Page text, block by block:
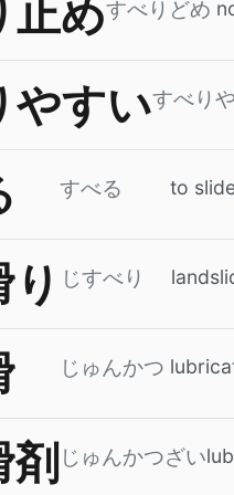
止めすべりどめ
やすいすべり
すべる to
じすべり
じゅんかつ
剤 じゅんかつざい